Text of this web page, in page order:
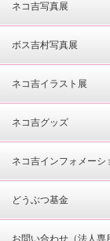
ネコ吉写真展
ボス吉村写真展
ネコ吉イラスト展
ネコ吉グッズ
ネコ吉インフォメーシ
どうぶつ基金
お問い合わせ（法人専